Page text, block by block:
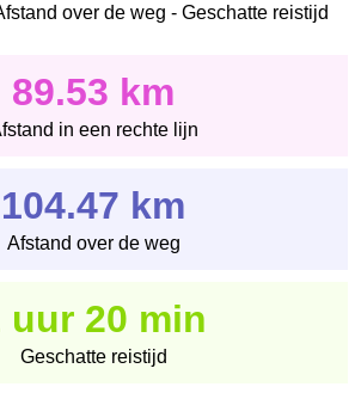
over de weg - Geschatte reistijd
89.53 km
in een rechte lijn
104.47 km
Afstand over de weg
uur 20 min
Geschatte reistijd